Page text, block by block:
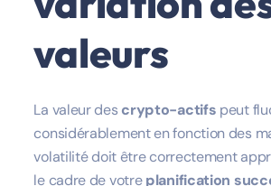
valeurs
La valeur des crypto-actifs peut
considérablement en fonction des
volatilité doit être correctement
le cadre de votreplanification